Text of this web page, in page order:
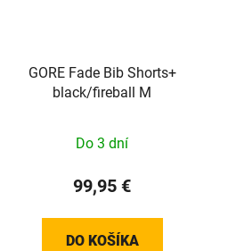
GORE Fade Bib Shorts+
black/fireball M
Do 3 dní
99,95 €
DO KOŠÍKA